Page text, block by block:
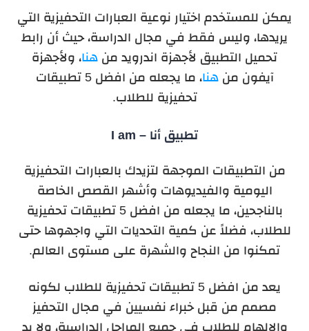
يمكن للمستخدم اختيار نوعية العبارات التحفيزية التي
يريدها، وليس فقط في مجال الدراسة، حيث أن رابط
تحميل التطبيق لأجهزة اندرويد من هنا، ولأجهزة
آيفون منهنا
، ما يجعله من افضل 5 تطبيقات
تحفيزية للطلاب.
تطبيق أنا – I am
من التطبيقات الموجهة لتزيدك بالعبارات التحفيزية
اليومية والفيديوهات وأشهر القصص الخاصة
بالناجحين، ما يجعله من افضل 5 تطبيقات تحفيزية
للطلاب، فضلاً عن كمية التحديات التي واجهوها حتى
تمكنوا من النجاح والشهرة على مستوى العالم.
يعد من افضل 5 تطبيقات تحفيزية للطلاب لكونه
مصمم من قبل خبراء نفسيين في مجال التحفيز
والإلهام للطلاب في جميع المراحل الدراسية، ولا بد